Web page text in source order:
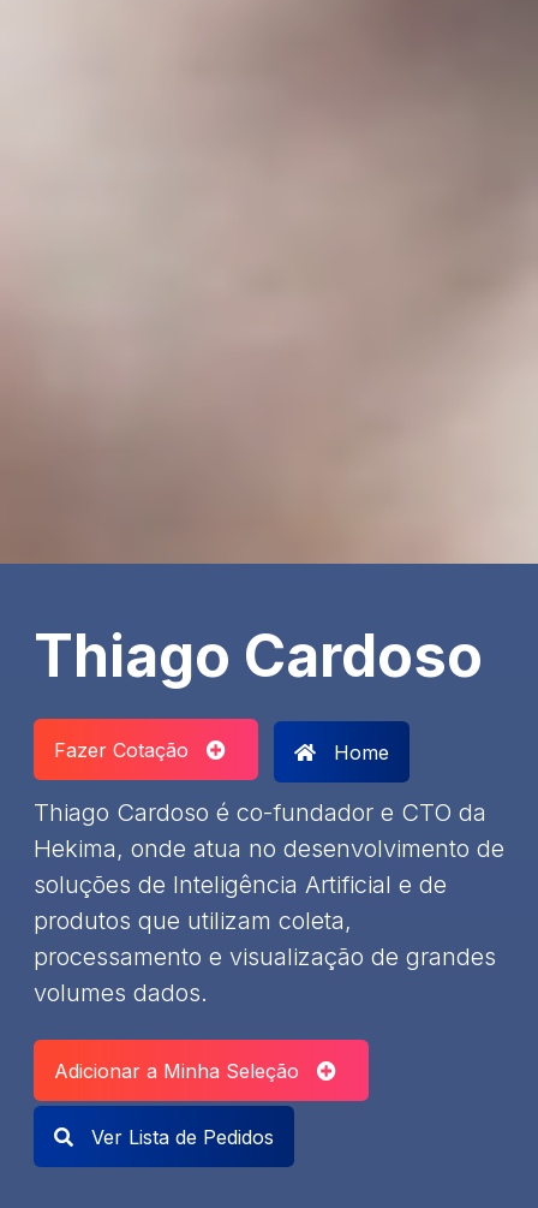
Thiago Cardoso
Fazer Cotação Home
Thiago Cardoso é co-fundador e CTO da
Hekima, onde atua no desenvolvimento de
soluções de Inteligência Artificial e de
produtos que utilizam coleta,
processamento e visualização de grandes
volumes dados.
Adicionar a Minha Seleção
Ver Lista de Pedidos